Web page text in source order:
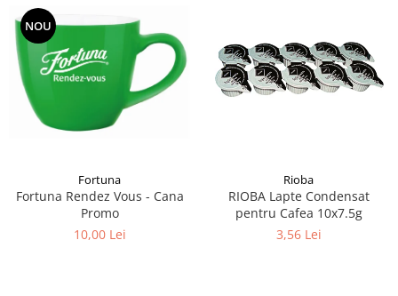
NOU
Fortuna
Fortuna Rendez Vous - Cana
Promo
10,00 Lei
Rioba
RIOBA Lapte Condensat
pentru Cafea 10x7.5g
3,56 Lei